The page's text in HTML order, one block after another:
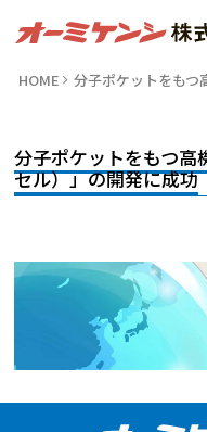
HOME 分子ポケットをも
分子ポケットをもつ高
セル）」の開発に成功